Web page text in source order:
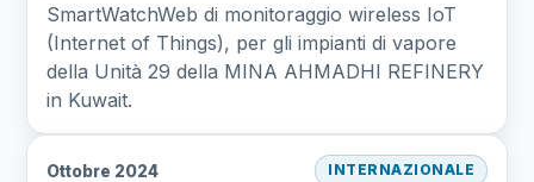
SmartWatchWeb di monitoraggio wireless IoT
(Internet of Things), per gli impianti di vapore
della Unità 29 della MINA AHMADHI REFINERY
in Kuwait.
Ottobre 2024 INTERNAZIONALE